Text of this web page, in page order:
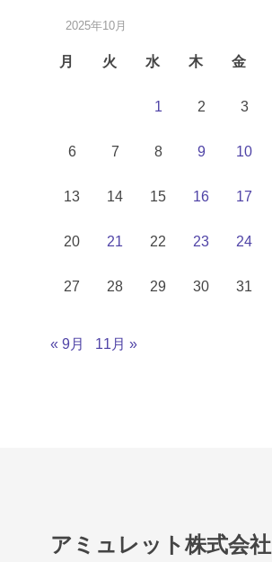
2025年10月
月 火 水 木 金
1 2 3
6 7 8 9 10
13 14 15 16 17
20 21 22 23 24
27 28 29 30 31
« 9月 11月 »
アミュレット株式会社